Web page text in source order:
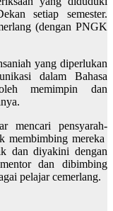
setiap semester.
(dengan PNGK
yang diperlukan
dalam Bahasa
memimpin dan
mencari pensyarah-
membimbing mereka
dan diyakini dengan
dan dibimbing
pelajar cemerlang.